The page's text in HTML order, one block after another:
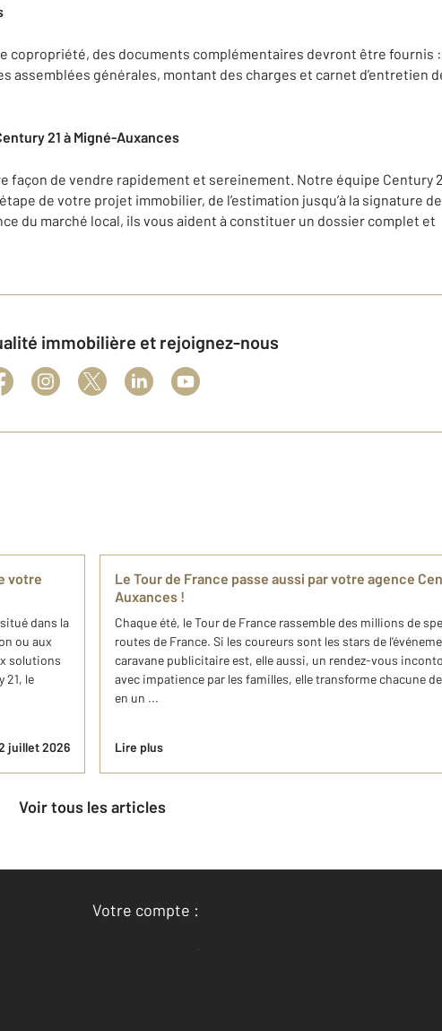
copropriété, des documents complémentaires devront être fournis :
assemblées générales, montant des charges et carnet d’entretien
21 à Migné-Auxances
façon de vendre rapidement et sereinement. Notre équipe Century
de votre projet immobilier, de l’estimation jusqu’à la signature de
du marché local, ils vous aident à constituer un dossier complet et
immobilière et rejoignez-nous
votre
dans la
ou aux
solutions
21, le
juillet 2026
Le Tour de France passe aussi par votre agence
Auxances !
Chaque été, le Tour de France rassemble des millions de
routes de France. Si les coureurs sont les stars de
caravane publicitaire est, elle aussi, un rendez-vous
avec impatience par les familles, elle transforme chacune
en un ...
Lire plus
Voir tous les articles
Votre compte :
Accéder à mon compte